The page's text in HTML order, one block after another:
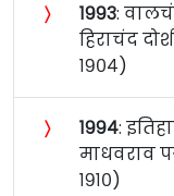
〉 १९९३:
हिराचंद
१९०४)
〉 १९९४:
माधवराव
१९१०)